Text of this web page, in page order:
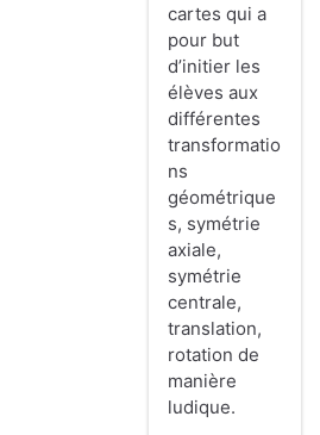
cartes qui a
pour but
d’initier les
élèves aux
différentes
transformatio
ns
géométrique
s, symétrie
axiale,
symétrie
centrale,
translation,
rotation de
manière
ludique.